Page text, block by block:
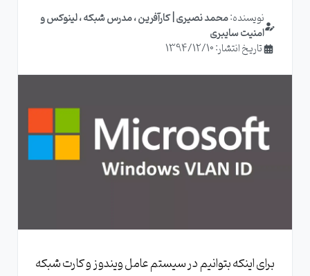
نویسنده:محمد نصیری | کارآفرین ، مدرس شبکه ، لینوکس و
امنیت سایبری
تاریخ انتشار: 1394/12/10
برای اینکه بتوانیم در سیستم عامل ویندوز و کارت شبکه